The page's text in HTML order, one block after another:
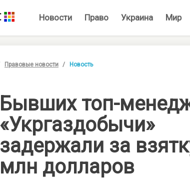
Новости Право Украина Мир
Правовые новости Новость
Бывших топ-
«Укргаздобычи»
задержали за
млн долларов